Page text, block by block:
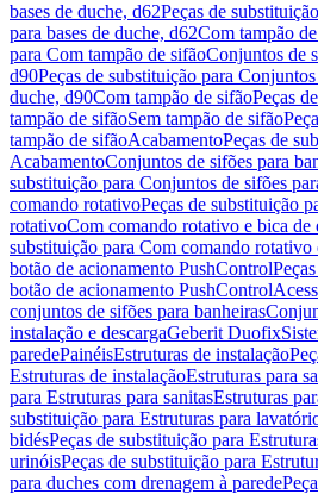
bases de duche, d62Peças de
para bases de duche, d62Com tampão
para Com tampão de sifãoConjuntos de
d90Peças de substituição para
duche, d90Com tampão de sifãoPeças
tampão de sifãoSem tampão de sifão
tampão de sifãoAcabamentoPeças de
AcabamentoConjuntos de sifões para
substituição para Conjuntos de sifões
comando rotativoPeças de substituição
rotativoCom comando rotativo e bica de
substituição para Com comando rotativo
botão de acionamento PushControl
botão de acionamento PushControl
conjuntos de sifões para banheiras
instalação e descargaGeberit Duofix
paredePainéisEstruturas de instalação
Estruturas de instalaçãoEstruturas para
para Estruturas para sanitasEstruturas
substituição para Estruturas para
bidésPeças de substituição para
urinóisPeças de substituição para
para duches com drenagem à parede